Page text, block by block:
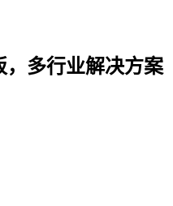
，多行业解决方案